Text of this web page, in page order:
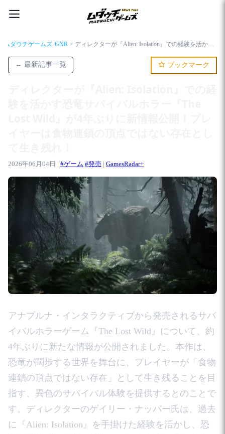
ムダウチゲームズ GNR ディレクターが『Alien: Isolation』での経験を活かす恐竜サバイバルホラー『The Lost Wild』が4年ぶりに新情報公開！プレイヤーは食物連鎖の頂点ではない存在として生き残れ！
← 最新記事一覧 ブックマーク
2026年06月04日 | #ゲーム #発売 | GamesRadar+
アナプルナ・インタラクティブから発売されるサバ
イバルホラーゲーム『The Lost Wild』について、約
4年ぶりに新たな情報が公開されました。本作は、
恐竜が闊歩する世界を舞台に、プレイヤーが「食物
連鎖の頂点ではない存在」として生き残ることを目
指す、異色のサバイバル体験を提供するとのことで
す。ディレクターのゲイリー・ナッパー氏は、過去
に『Alien: Isolation』を手掛けた経験を活かし、恐